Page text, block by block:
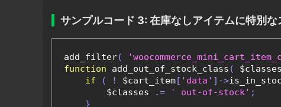
サンプルコード 3: 在庫なしアイテムに特別な
add_filter(
function add_out_of_stock_class ( $classes
if
( ! $cart_item[ 'data' ]->
        $classes
.= ' out-of-stock' ;
}